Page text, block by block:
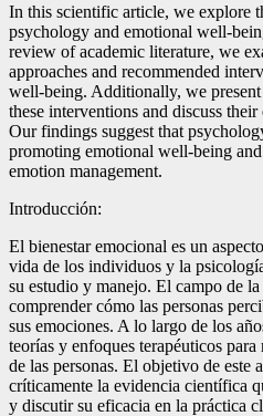
In this scientific article, we explore
psychology and emotional well-
review of academic literature, we
approaches and recommended
well-being. Additionally, we
these interventions and discuss
Our findings suggest that
promoting emotional well-being
emotion management.
Introducción:
El bienestar emocional es un
vida de los individuos y la
su estudio y manejo. El campo de
comprender cómo las personas
sus emociones. A lo largo de los
teorías y enfoques terapéuticos
de las personas. El objetivo de este
críticamente la evidencia científica
y discutir su eficacia en la práctica